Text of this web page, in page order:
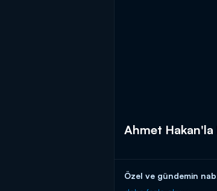
Ahmet Hakan'la
Özel ve gündemin